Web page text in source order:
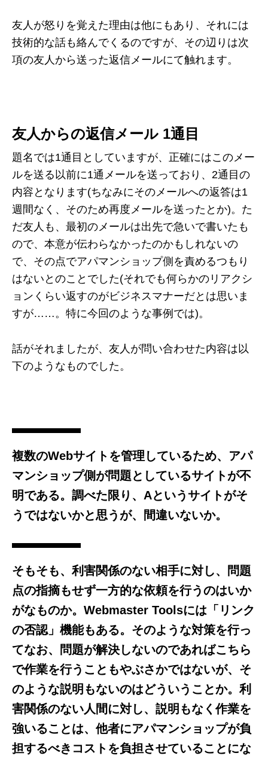
友人が怒りを覚えた理由は他にもあり、それには
技術的な話も絡んでくるのですが、その辺りは次
項の友人から送った返信メールにて触れます。
友人からの返信メール 1通目
題名では1通目としていますが、正確にはこのメー
ルを送る以前に1通メールを送っており、2通目の
内容となります(ちなみにそのメールへの返答は1
週間なく、そのため再度メールを送ったとか)。た
だ友人も、最初のメールは出先で急いで書いたも
ので、本意が伝わらなかったのかもしれないの
で、その点でアパマンショップ側を責めるつもり
はないとのことでした(それでも何らかのリアクシ
ョンくらい返すのがビジネスマナーだとは思いま
すが……。特に今回のような事例では)。
話がそれましたが、友人が問い合わせた内容は以
下のようなものでした。
複数のWebサイトを管理しているため、アパ
マンショップ側が問題としているサイトが不
明である。調べた限り、Aというサイトがそ
うではないかと思うが、間違いないか。
そもそも、利害関係のない相手に対し、問題
点の指摘もせず一方的な依頼を行うのはいか
がなものか。Webmaster Toolsには「リンク
の否認」機能もある。そのような対策を行っ
てなお、問題が解決しないのであればこちら
で作業を行うこともやぶさかではないが、そ
のような説明もないのはどういうことか。利
害関係のない人間に対し、説明もなく作業を
強いることは、他者にアパマンショップが負
担するべきコストを負担させていることにな